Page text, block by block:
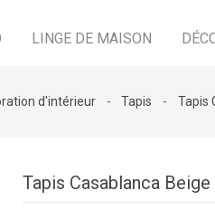
LINGE DE MAISON
d'intérieur Tapis Tapis
Tapis Casablanca